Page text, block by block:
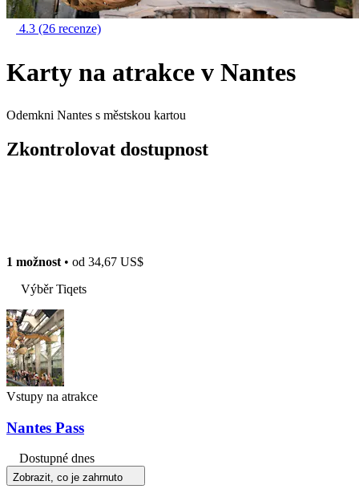
4.3 (26 recenze)
Karty na atrakce v Nantes
Odemkni Nantes s městskou kartou
Zkontrolovat dostupnost
1 možnost • od 34,67 US$
Výběr Tiqets
Vstupy na atrakce
Nantes Pass
Dostupné dnes
Zobrazit, co je zahrnuto